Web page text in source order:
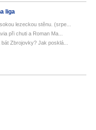
liga
lezeckou stěnu. (srpe...
při chuti a Roman Ma...
Zbrojovky? Jak posklá...